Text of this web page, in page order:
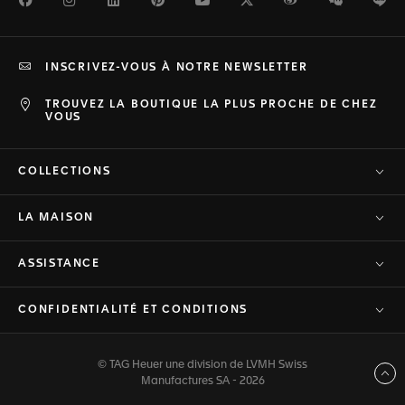
TROUVEZ LA BOUTIQUE LA PLUS PROCHE DE CHEZ
VOUS
INSCRIVEZ-VOUS À NOTRE NEWSLETTER
COLLECTIONS
LA MAISON
ASSISTANCE
CONFIDENTIALITÉ ET CONDITIONS
© TAG Heuer une division de LVMH Swiss
Manufactures SA - 2026
Haut de page